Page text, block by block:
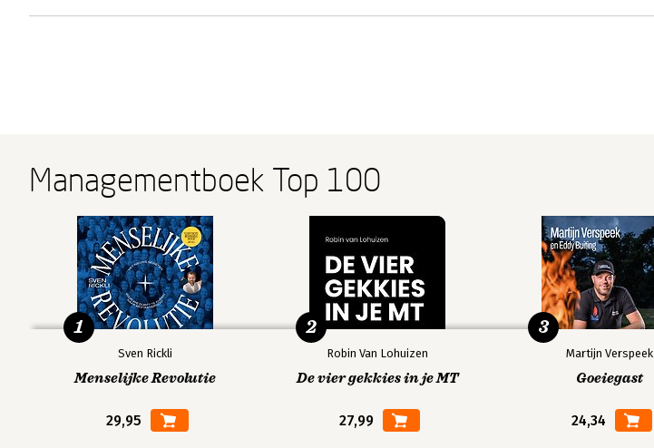
Managementboek Top 100
Sven Rickli
Menselijke Revolutie
29,95
1
Robin Van Lohuizen
De vier gekkies in je MT
27,99
2
Martijn Verspeek
Goeiegast
24,34
3